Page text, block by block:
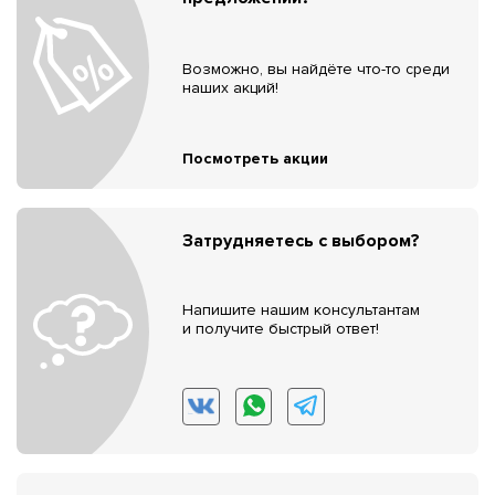
Возможно, вы найдёте что-то среди
наших акций!
Посмотреть акции
Затрудняетесь с выбором?
Напишите нашим консультантам
и получите быстрый ответ!